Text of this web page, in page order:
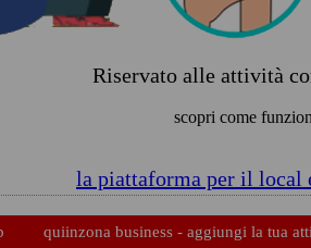
Riservato alle attività
scopri come
la piattaforma per il local
quiinzona business - aggiungi la tua